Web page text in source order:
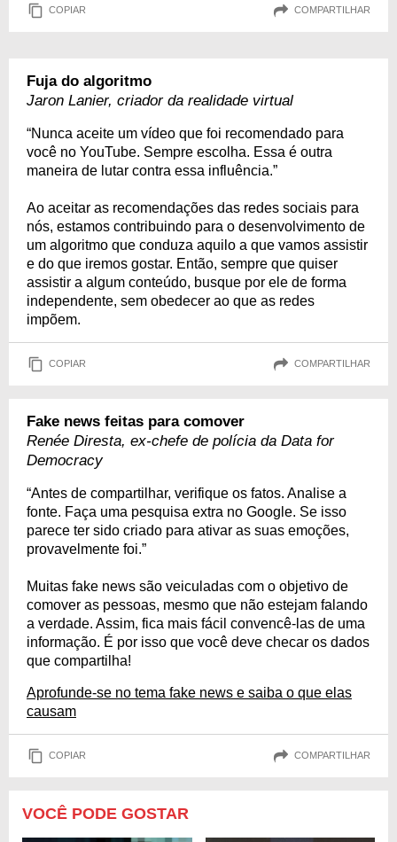
COPIAR COMPARTILHAR
Fuja do algoritmo
Jaron Lanier, criador da realidade virtual
“Nunca aceite um vídeo que foi recomendado para
você no YouTube. Sempre escolha. Essa é outra
maneira de lutar contra essa influência.”
Ao aceitar as recomendações das redes sociais para
nós, estamos contribuindo para o desenvolvimento de
um algoritmo que conduza aquilo a que vamos assistir
e do que iremos gostar. Então, sempre que quiser
assistir a algum conteúdo, busque por ele de forma
independente, sem obedecer ao que as redes
impõem.
COPIAR COMPARTILHAR
Fake news feitas para comover
Renée Diresta, ex-chefe de polícia da Data for
Democracy
“Antes de compartilhar, verifique os fatos. Analise a
fonte. Faça uma pesquisa extra no Google. Se isso
parece ter sido criado para ativar as suas emoções,
provavelmente foi.”
Muitas fake news são veiculadas com o objetivo de
comover as pessoas, mesmo que não estejam falando
a verdade. Assim, fica mais fácil convencê-las de uma
informação. É por isso que você deve checar os dados
que compartilha!
Aprofunde-se no tema fake news e saiba o que elas
causam
COPIAR COMPARTILHAR
VOCÊ PODE GOSTAR